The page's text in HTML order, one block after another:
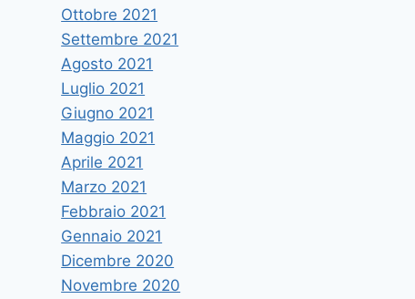
Ottobre 2021
Settembre 2021
Agosto 2021
Luglio 2021
Giugno 2021
Maggio 2021
Aprile 2021
Marzo 2021
Febbraio 2021
Gennaio 2021
Dicembre 2020
Novembre 2020